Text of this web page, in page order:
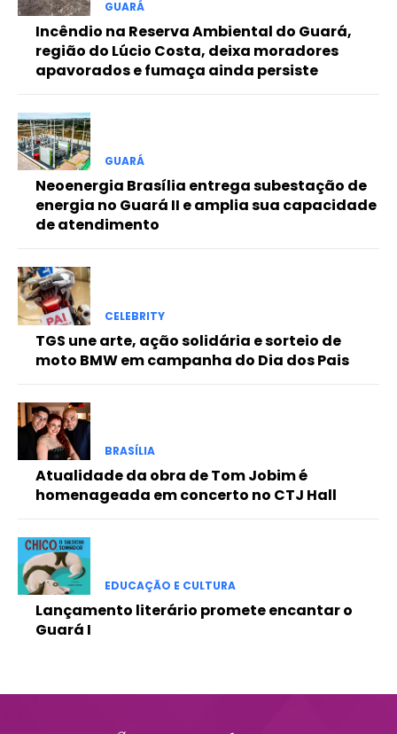
Included for free:
Etiam est nibh, lobortis sit
Ut mollis pellentesque tortor
Nullam eu erat condimentum
Donec quis est ac felis
Orci varius natoque dolor
Pro
Full member access:
Etiam est nibh, lobortis sit
Ut mollis pellentesque tortor
Nullam eu erat condimentum
Donec quis est ac felis
Orci varius natoque dolor
GUARÁ
Incêndio na Reserva Ambiental do Guará,
região do Lúcio Costa, deixa moradores
apavorados e fumaça ainda persiste
GUARÁ
Neoenergia Brasília entrega subestação de
energia no Guará II e amplia sua capacidade
de atendimento
CELEBRITY
TGS une arte, ação solidária e sorteio de
moto BMW em campanha do Dia dos Pais
BRASÍLIA
Atualidade da obra de Tom Jobim é
homenageada em concerto no CTJ Hall
EDUCAÇÃO E CULTURA
Lançamento literário promete encantar o
Guará I